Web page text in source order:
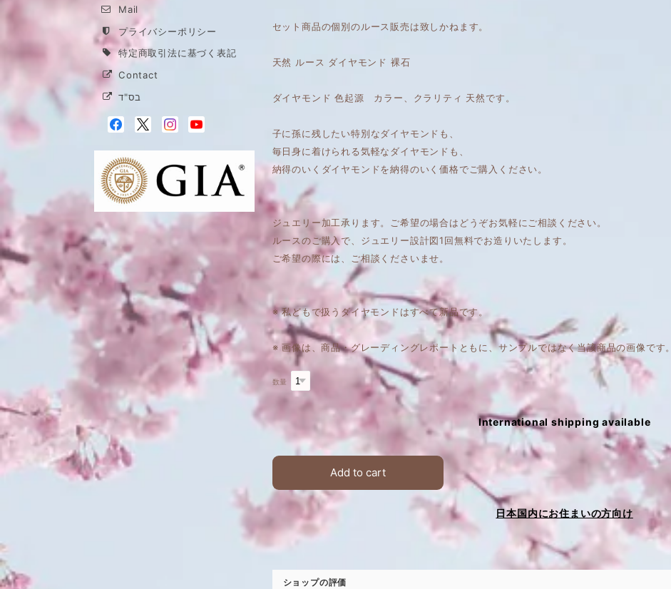
Mail
プライバシーポリシー
特定商取引法に基づく表記
Contact
בס"ד
セット商品の個別のルース販売は致しかねます。
天然 ルース ダイヤモンド 裸石
ダイヤモンド 色起源 カラー、クラリティ 天然です。
子に孫に残したい特別なダイヤモンドも、
毎日身に着けられる気軽なダイヤモンドも、
納得のいくダイヤモンドを納得のいく価格でご購入ください。
ジュエリー加工承ります。ご希望の場合はどうぞお気軽にご相談ください。
ルースのご購入で、ジュエリー設計図1回無料でお造りいたします。
ご希望の際には、ご相談くださいませ。
※ 私どもで扱うダイヤモンドはすべて新品です。
※ 画像は、商品・グレーディングレポートともに、サンプルではなく当該商品の画像です。
数量
International shipping available
Add to cart
日本国内にお住まいの方向け
ショップの評価